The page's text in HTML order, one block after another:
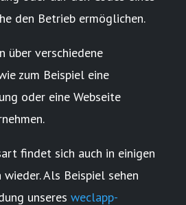
den Betrieb ermöglichen.
über verschiedene
zum Beispiel eine
oder eine Webseite
findet sich auch in einigen
wieder. Als Beispiel sehen
unseres weclapp-